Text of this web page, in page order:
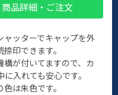
商品詳細・ご注文
ャッターでキャップを外
捺印できます。
構が付いてますので、カ
に入れても安心です。
は朱色です。